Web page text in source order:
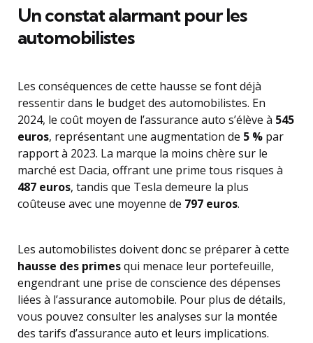
Un constat alarmant pour les
automobilistes
Les conséquences de cette hausse se font déjà
ressentir dans le budget des automobilistes. En
2024, le coût moyen de l’assurance auto s’élève à 545
euros, représentant une augmentation de 5 % par
rapport à 2023. La marque la moins chère sur le
marché est Dacia, offrant une prime tous risques à
487 euros, tandis que Tesla demeure la plus
coûteuse avec une moyenne de 797 euros.
Les automobilistes doivent donc se préparer à cette
hausse des primesqui menace leur portefeuille,
engendrant une prise de conscience des dépenses
liées à l’assurance automobile. Pour plus de détails,
vous pouvez consulter les analyses sur la montée
des tarifs d’assurance auto et leurs implications.